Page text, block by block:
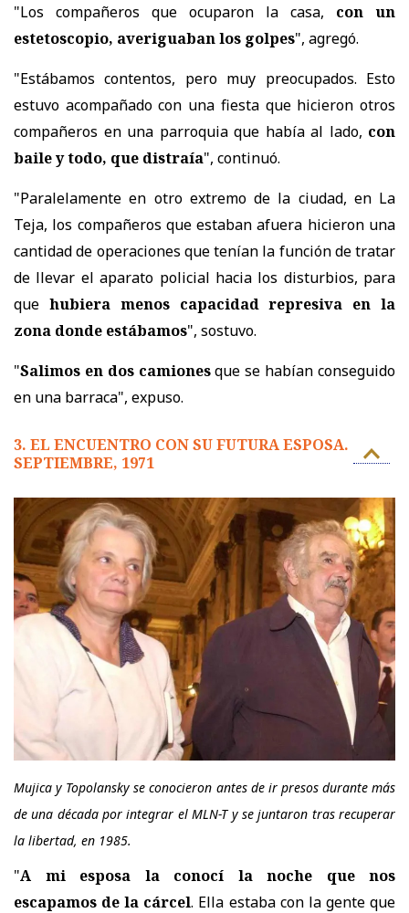
"Los compañeros que ocuparon la casa, con un
estetoscopio, averiguaban los golpes", agregó.
"Estábamos contentos, pero muy preocupados. Esto
estuvo acompañado con una fiesta que hicieron otros
compañeros en una parroquia que había al lado, con
baile y todo, que distraía", continuó.
"Paralelamente en otro extremo de la ciudad, en La
Teja, los compañeros que estaban afuera hicieron una
cantidad de operaciones que tenían la función de tratar
de llevar el aparato policial hacia los disturbios, para
que hubiera menos capacidad represiva en la
zona donde estábamos", sostuvo.
"Salimos en dos camionesque se habían conseguido
en una barraca", expuso.
3. EL ENCUENTRO CON SU FUTURA ESPOSA.
SEPTIEMBRE, 1971
Mujica y Topolansky se conocieron antes de ir presos durante más
de una década por integrar el MLN-T y se juntaron tras recuperar
la libertad, en 1985.
"A mi esposa la conocí la noche que nos
escapamos de la cárcel. Ella estaba con la gente que